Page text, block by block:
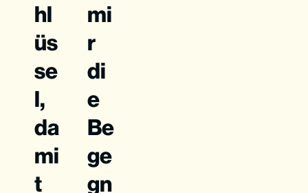
hl
üs
se
l,
da
mi
t
mi
r
di
e
Be
ge
gn